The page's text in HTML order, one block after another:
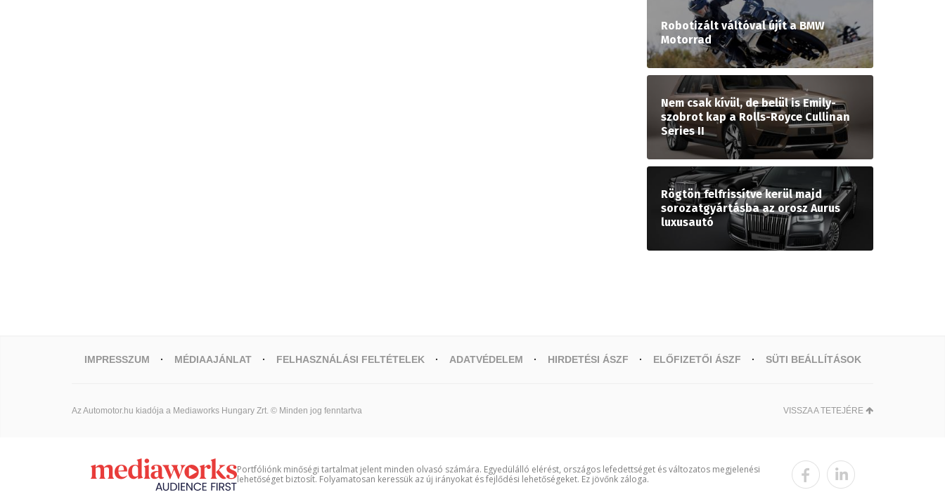
Robotizált váltóval újít a BMW
Motorrad
Nem csak kívül, de belül is Emily-
szobrot kap a Rolls-Royce Cullinan
Series II
Rögtön felfrissítve kerül majd
sorozatgyártásba az orosz Aurus
luxusautó
IMPRESSZUM MÉDIAAJÁNLAT FELHASZNÁLÁSI FELTÉTELEK ADATVÉDELEM HIRDETÉSI ÁSZF ELŐFIZETŐI ÁSZF SÜTI BEÁLLÍTÁSOK
Az Automotor.hu kiadója a Mediaworks Hungary Zrt. © Minden jog fenntartva VISSZA A TETEJÉRE
Portfóliónk minőségi tartalmat jelent minden olvasó számára. Egyedülálló elérést, országos lefedettséget és változatos megjelenési
lehetőséget biztosít. Folyamatosan keressük az új irányokat és fejlődési lehetőségeket. Ez jövőnk záloga.